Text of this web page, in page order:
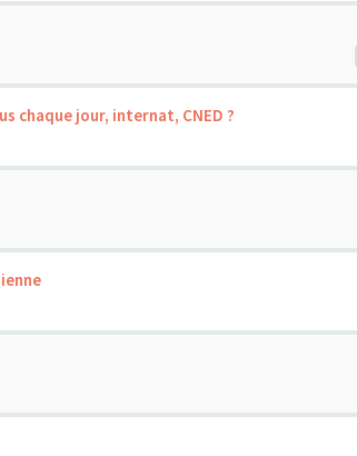
chaque jour, internat, CNED ?